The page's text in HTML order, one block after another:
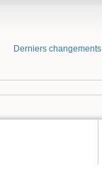
Derniers changements